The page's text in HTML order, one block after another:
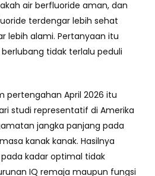
air berfluoride aman, dan
terdengar lebih sehat
lebih alami. Pertanyaan itu
tidak terlalu peduli
pertengahan April 2026 itu
studi representatif di Amerika
jangka panjang pada
kanak kanak. Hasilnya
pada kadar optimal tidak
IQ remaja maupun fungsi